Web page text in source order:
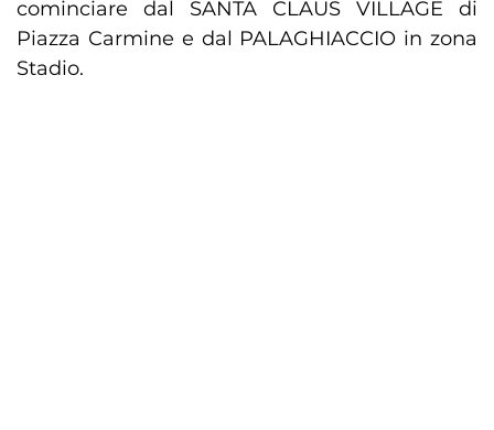
cominciare dal SANTA CLAUS VILLAGE di
Piazza Carmine e dal PALAGHIACCIO in zona
Stadio.